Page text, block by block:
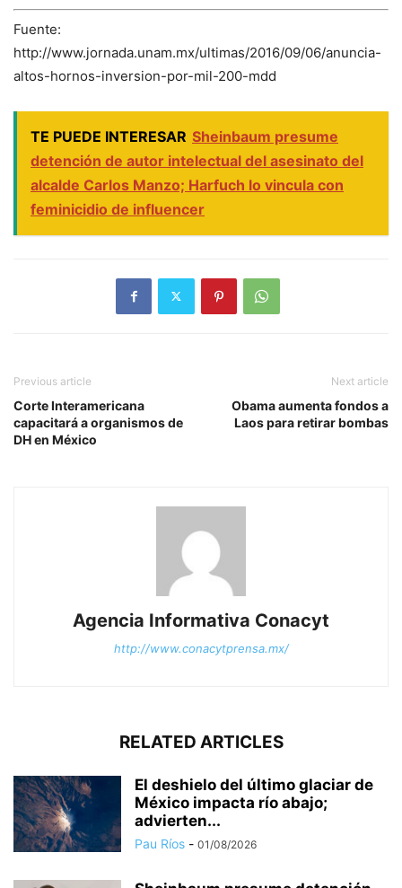
Fuente:
http://www.jornada.unam.mx/ultimas/2016/09/06/anuncia-
altos-hornos-inversion-por-mil-200-mdd
TE PUEDE INTERESAR Sheinbaum presume
detención de autor intelectual del asesinato del
alcalde Carlos Manzo; Harfuch lo vincula con
feminicidio de influencer
Previous article
Corte Interamericana
capacitará a organismos de
DH en México
Next article
Obama aumenta fondos a
Laos para retirar bombas
Agencia Informativa Conacyt
http://www.conacytprensa.mx/
RELATED ARTICLES
El deshielo del último glaciar de
México impacta río abajo;
advierten...
Pau Ríos - 01/08/2026